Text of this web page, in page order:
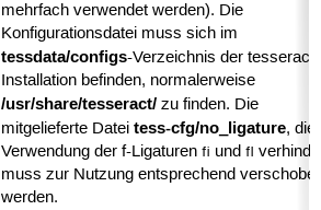
mehrfach verwendet werden). Die
Konfigurationsdatei muss sich im
tessdata/configs-Verzeichnis der tesseract-
Installation befinden, normalerweise
/usr/share/tesseract/ zu finden. Die
mitgelieferte Dateitess-cfg/no_ligature, die
Verwendung der f-Ligaturenﬁ undﬂ
muss zur Nutzung entsprechend
werden.